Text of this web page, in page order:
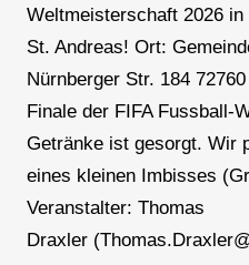
Weltmeisterschaft 2026
St. Andreas! Ort:
Nürnberger Str. 184
Finale der FIFA Fussball-
Getränke ist gesorgt. Wir
eines kleinen Imbisses
Veranstalter: Thomas
Draxler